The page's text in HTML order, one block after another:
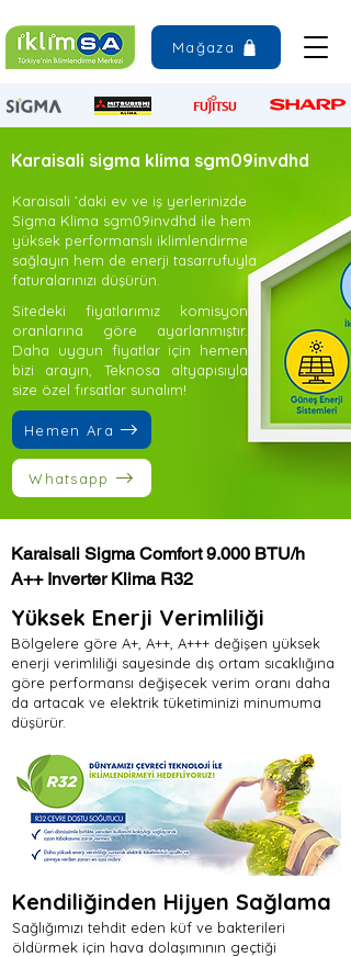
Mağaza
Karaisali sigma klima sgm09invdhd
Karaisali ’daki ev ve iş yerlerinizde
Sigma Klima sgm09invdhd ile hem
yüksek performanslı iklimlendirme
sağlayın hem de enerji tasarrufuyla
faturalarınızı düşürün.
Sitedeki fiyatlarımız komisyon
oranlarına göre ayarlanmıştır.
Daha uygun fiyatlar için hemen
bizi arayın, Teknosa altyapısıyla
size özel fırsatlar sunalım!
Hemen Ara
Whatsapp
Karaisali Sigma Comfort 9.000 BTU/h
A++ Inverter Klima R32
Yüksek Enerji Verimliliği
Bölgelere göre A+, A++, A+++ değişen yüksek
enerji verimliliği sayesinde dış ortam sıcaklığına
göre performansı değişecek verim oranı daha
da artacak ve elektrik tüketiminizi minumuma
düşürür.
Kendiliğinden Hijyen Sağlama
Sağlığımızı tehdit eden küf ve bakterileri
öldürmek için hava dolaşımının geçtiği